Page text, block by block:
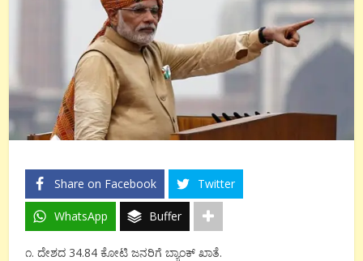
Share on Facebook Twitter
WhatsApp Buffer
೧. ದೇಶದ 34.84 ಕೋಟಿ ಜನರಿಗೆ ಬ್ಯಾಂಕ್ ಖಾತೆ.